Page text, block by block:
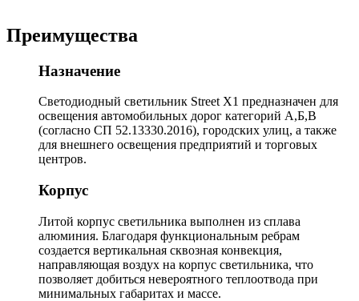
Преимущества
Назначение
Светодиодный светильник Street X1 предназначен для
освещения автомобильных дорог категорий А,Б,В
(согласно СП 52.13330.2016), городских улиц, а также
для внешнего освещения предприятий и торговых
центров.
Корпус
Литой корпус светильника выполнен из сплава
алюминия. Благодаря функциональным ребрам
создается вертикальная сквозная конвекция,
направляющая воздух на корпус светильника, что
позволяет добиться невероятного теплоотвода при
минимальных габаритах и массе.